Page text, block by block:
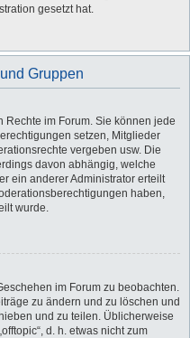
gesetzt hat.
Gruppen
im Forum. Sie können jede
setzen, Mitglieder
vergeben usw. Die
davon abhängig, welche
ein anderer Administrator erteilt
haben,
wurde.
im Forum zu beobachten.
zu ändern und zu löschen und
und zu teilen. Üblicherweise
d. h. etwas nicht zum